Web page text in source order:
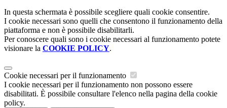
In questa schermata è possibile scegliere quali cookie consentire.
I cookie necessari sono quelli che consentono il funzionamento della
piattaforma e non è possibile disabilitarli.
Per conoscere quali sono i cookie necessari al funzionamento potete
visionare la COOKIE POLICY.
Cookie necessari per il funzionamento
I cookie necessari per il funzionamento non possono essere
disabilitati. È possibile consultare l'elenco nella pagina della cookie
policy.